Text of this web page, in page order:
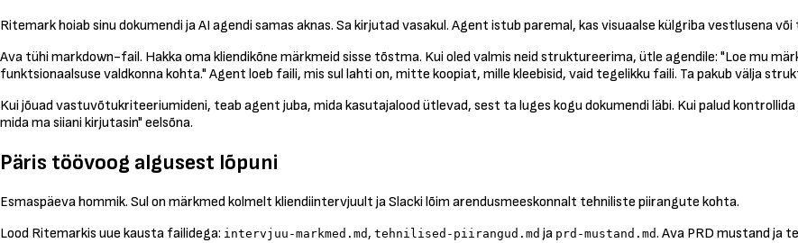
Ritemark hoiab sinu dokumendi ja AI agendi samas aknas. Sa kirjutad vasakul. Agent istub paremal, kas visuaalse külgriba vestlusena
Ava tühi markdown-fail. Hakka oma kliendikõne märkmeid sisse tõstma. Kui oled valmis neid struktureerima, ütle agendile: "Loe mu
funktsionaalsuse valdkonna kohta." Agent loeb faili, mis sul lahti on, mitte koopiat, mille kleebisid, vaid tegelikku faili. Ta pakub välja
Kui jõuad vastuvõtukriteeriumideni, teab agent juba, mida kasutajalood ütlevad, sest ta luges kogu dokumendi läbi. Kui palud
mida ma siiani kirjutasin" eelsõna.
Päris töövoog algusest lõpuni
Esmaspäeva hommik. Sul on märkmed kolmelt kliendiintervjuult ja Slacki lõim arendusmeeskonnalt tehniliste piirangute kohta.
Lood Ritemarkis uue kausta failidega: intervjuu-markmed.md , tehnilised-piirangud.md ja prd-mustand.md. Ava PRD mustand ja